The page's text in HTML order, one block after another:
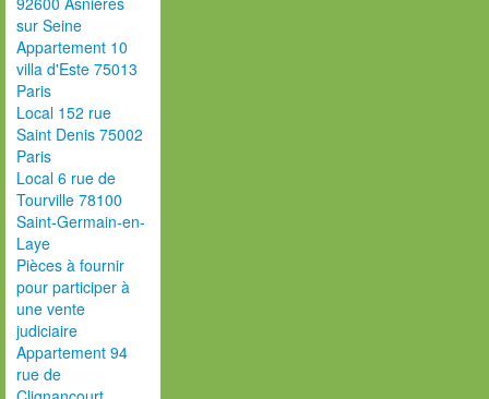
sur Seine
Appartement 10
villa d'Este 75013
Paris
Local 152 rue
Saint Denis 75002
Paris
Local 6 rue de
Tourville 78100
Saint-Germain-en-
Laye
Pièces à fournir
pour participer à
une vente
judiciaire
Appartement 94
rue de